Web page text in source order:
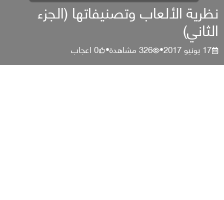
نظرية الألعاب وتصنيفاتها (الجزء
الثاني)
17 يونيو 2017 •
326مشاهدة•
0اعجاب